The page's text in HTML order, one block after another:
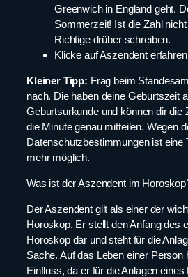
Greenwich in England geht.
Sommerzeit! Ist die Zahl
Richtige drüber schreiben.
Klicke auf Aszendent erfahren
Kleiner Tipp: Frag beim
nach. Die haben deine Geburtszeit
Geburtsurkunde und können dir die
die Minute genau mitteilen. Wegen
Datenschutzbestimmungen ist eine
mehr möglich.
Was ist der Aszendent im
Der Aszendent gilt als einer der
Horoskop. Er stellt den Anfang des
Horoskop dar und steht für die
Sache. Auf das Leben einer Person
Einfluss, da er für die Anlagen